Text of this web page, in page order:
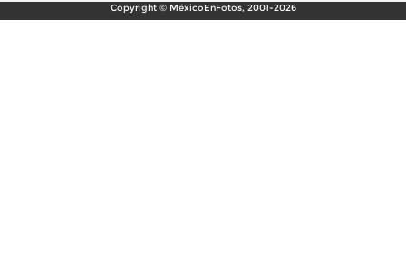
Copyright © MéxicoEnFotos, 2001-2026